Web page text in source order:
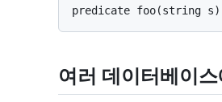
predicate foo(string
여러 데이터베이